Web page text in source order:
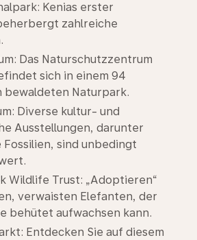
Kenias erster
zahlreiche
Das Naturschutzzentrum
sich in einem 94
bewaldeten Naturpark.
Diverse kultur- und
Ausstellungen, darunter
sind unbedingt
Wildlife Trust: „Adoptieren“
verwaisten Elefanten, der
behütet aufwachsen kann.
Entdecken Sie auf diesem